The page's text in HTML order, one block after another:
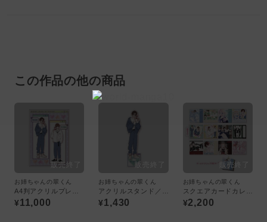
この作品の他の商品
お姉ちゃんの翠くん
¥11,000
お姉ちゃんの翠くん
¥1,430
お姉ちゃんの翠くん
¥2,200